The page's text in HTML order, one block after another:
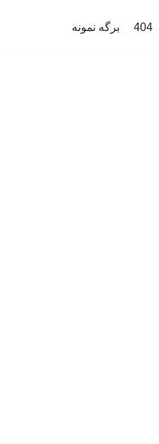
404 برگه نمونه